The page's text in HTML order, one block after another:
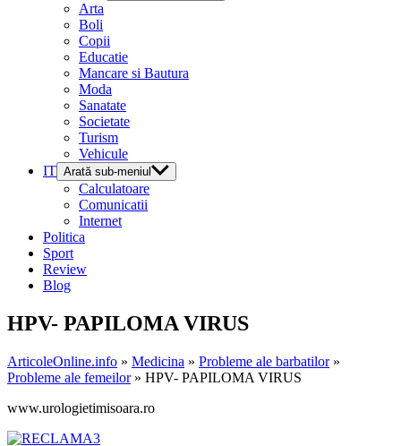
Arta
Boli
Copii
Educatie
Mancare si Bautura
Moda
Sanatate
Societate
Turism
Vehicule
IT Arată sub-meniul
Calculatoare
Comunicatii
Internet
Politica
Sport
Review
Blog
HPV- PAPILOMA VIRUS
ArticoleOnline.info » Medicina » Probleme ale barbatilor»
Probleme ale femeilor» HPV- PAPILOMA VIRUS
www.urologietimisoara.ro